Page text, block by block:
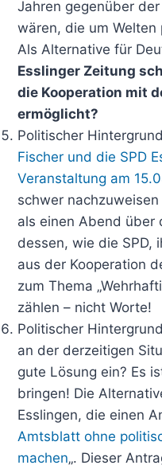
Jahren gegenüber
wären, die um
Als Alternative für
Esslinger Zeitung
die Kooperation mit
ermöglicht?
Politischer
Fischer und die SPD
Veranstaltung am
schwer
als einen Abend über
dessen, wie die SPD,
aus der Kooperation
zum Thema
zählen – nicht Worte!
Politischer
an der derzeitigen
gute Lösung ein? Es
bringen! Die
Esslingen, die einen
Amtsblatt ohne
machen„. Dieser